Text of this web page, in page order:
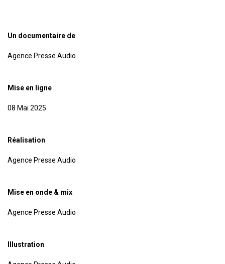
Un documentaire de
Agence Presse Audio
Mise en ligne
08 Mai 2025
Réalisation
Agence Presse Audio
Mise en onde & mix
Agence Presse Audio
Illustration